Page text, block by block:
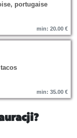
portugaise
min: 20.00 €
min: 35.00 €